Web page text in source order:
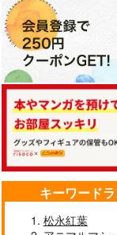
キーワード
松永紅葉